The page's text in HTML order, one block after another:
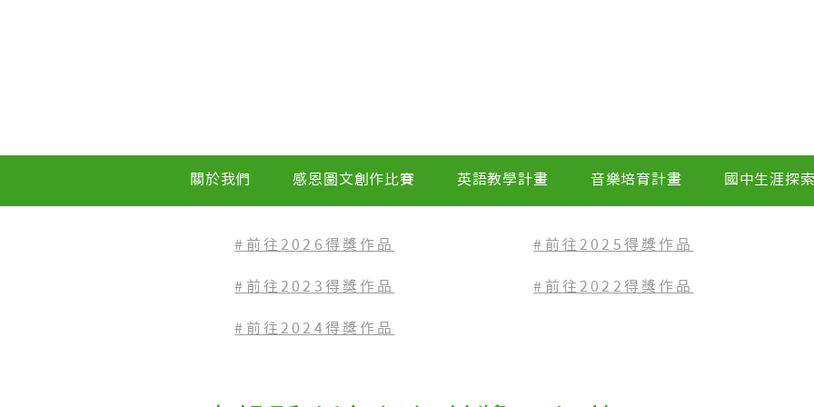
關於我們 感恩圖文創作比賽 英語教學計畫 音樂培育計畫 國中生涯探
#前往2026得獎作品
#前往2023 得獎作品
#前往2025得獎作品
#前往2022 得獎作品
#前往2024得獎作品